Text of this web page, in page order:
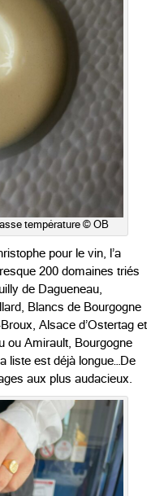
température © OB
pour le vin, l’a
200 domaines triés
de Dagueneau,
Blancs de Bourgogne
Alsace d’Ostertag et
ou Amirault, Bourgogne
liste est déjà longue…De
aux plus audacieux.